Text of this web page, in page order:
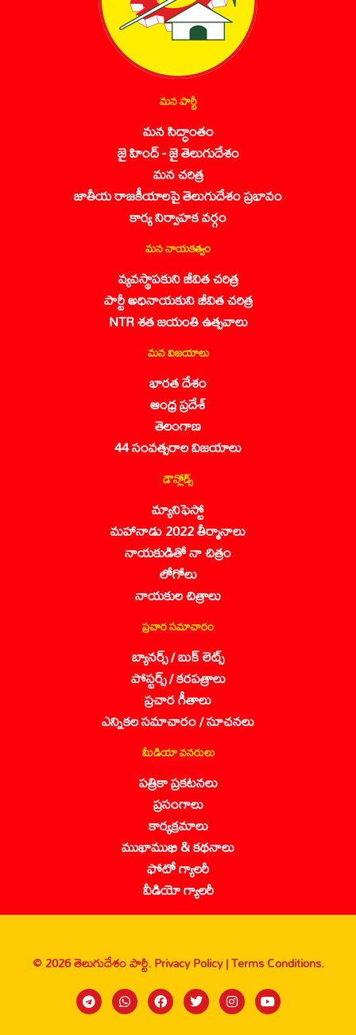
మన పార్టీ
మన సిద్ధాంతం
జై హింద్ - జై తెలుగుదేశం
మన చరిత్ర
జాతీయ రాజకీయాలపై తెలుగుదేశం ప్రభావం
కార్య నిర్వాహక వర్గం
మన నాయకత్వం
వ్యవస్థాపకుని జీవిత చరిత్ర
పార్టీ అధినాయకుని జీవిత చరిత్ర
NTR శత జయంతి ఉత్సవాలు
మన విజయాలు
భారత దేశం
ఆంధ్ర ప్రదేశ్
తెలంగాణ
44 సంవత్సరాల విజయాలు
డౌన్లోడ్స్
మ్యానిఫెస్టో
మహానాడు 2022 తీర్మానాలు
నాయకుడితో నా చిత్రం
లోగోలు
నాయకుల చిత్రాలు
ప్రచార సమాచారం
బ్యానర్స్ / బుక్ లెట్స్
పోస్టర్స్ / కరపత్రాలు
ప్రచార గీతాలు
ఎన్నికల సమాచారం / సూచనలు
మీడియా వనరులు
పత్రికా ప్రకటనలు
ప్రసంగాలు
కార్యక్రమాలు
ముఖాముఖి & కథనాలు
ఫోటో గ్యాలరీ
వీడియో గ్యాలరీ
© 2026 తెలుగుదేశం పార్టీ.Privacy Policy |Terms Conditions.